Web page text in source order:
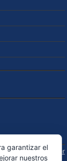
de Autor / Disclaimer
garantizar el
nuestros